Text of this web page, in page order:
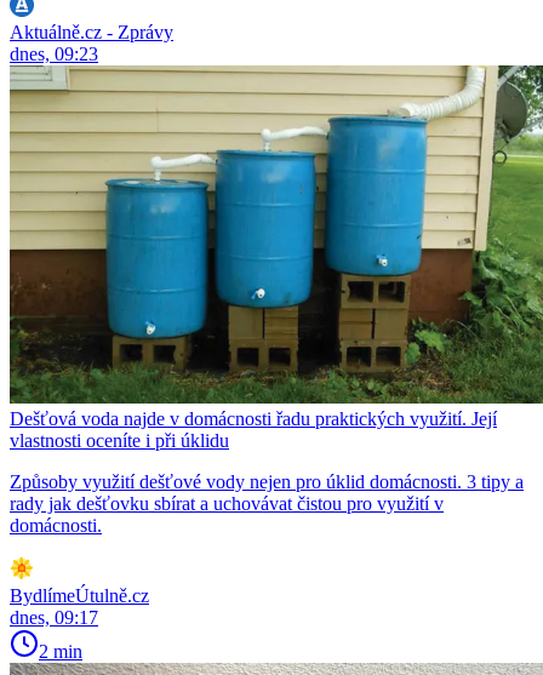
Aktuálně.cz - Zprávy
dnes, 09:23
Dešťová voda najde v domácnosti řadu praktických využití. Její
vlastnosti oceníte i při úklidu
Způsoby využití dešťové vody nejen pro úklid domácnosti. 3 tipy a
rady jak dešťovku sbírat a uchovávat čistou pro využití v
domácnosti.
BydlímeÚtulně.cz
dnes, 09:17
2 min